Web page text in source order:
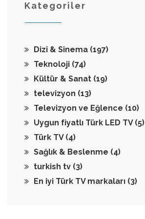
Kategoriler
Dizi & Sinema (197)
Teknoloji (74)
Kültür & Sanat (19)
televizyon (13)
Televizyon ve Eğlence (10)
Uygun fiyatlı Türk LED TV (5)
Türk TV (4)
Sağlık & Beslenme (4)
turkish tv (3)
En iyi Türk TV markaları (3)